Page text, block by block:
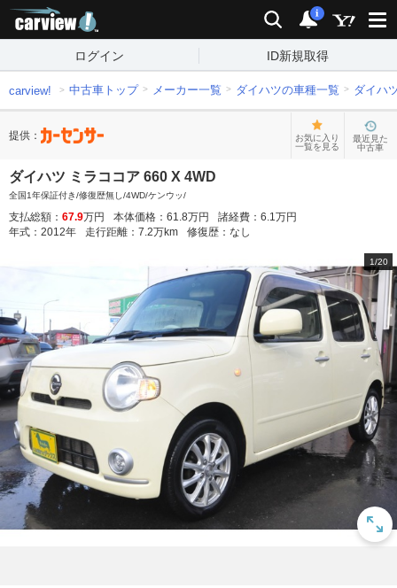
検索 通知
i
ログイン ID新規取得
carview! 中古車トップ メーカー一覧 ダイハツの車種一覧 ダイハ
提供：
お気に入り
一覧を見る
最近見た
中古車
ダイハツ ミラココア 660 X 4WD
全国1年保証付き/修復歴無し/4WD/ケンウッ/
支払総額： 67.9万円 本体価格： 61.8万円 諸経費： 6.1万円
年式： 2012年 走行距離： 7.2万km 修復歴： なし
1/20